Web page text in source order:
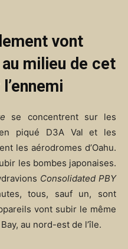
vont
milieu de cet
se concentrent sur les
piqué D3A Val et les
les aérodromes d’Oahu.
les bombes japonaises.
Consolidated PBY
tous, sauf un, sont
vont subir le même
au nord-est de l’île.